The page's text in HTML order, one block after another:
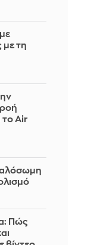
με τη
Air
Πώς